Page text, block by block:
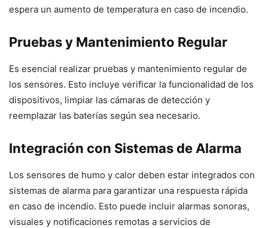
espera un aumento de temperatura en caso de incendio.
Pruebas y Mantenimiento Regular
Es esencial realizar pruebas y mantenimiento regular de
los sensores. Esto incluye verificar la funcionalidad de los
dispositivos, limpiar las cámaras de detección y
reemplazar las baterías según sea necesario.
Integración con Sistemas de Alarma
Los sensores de humo y calor deben estar integrados con
sistemas de alarma para garantizar una respuesta rápida
en caso de incendio. Esto puede incluir alarmas sonoras,
visuales y notificaciones remotas a servicios de